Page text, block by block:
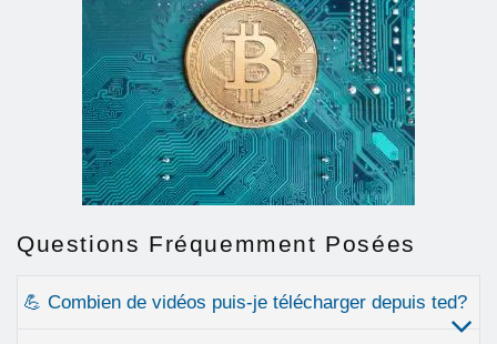
Questions Fréquemment Posées
💪 Combien de vidéos puis-je télécharger depuis ted?